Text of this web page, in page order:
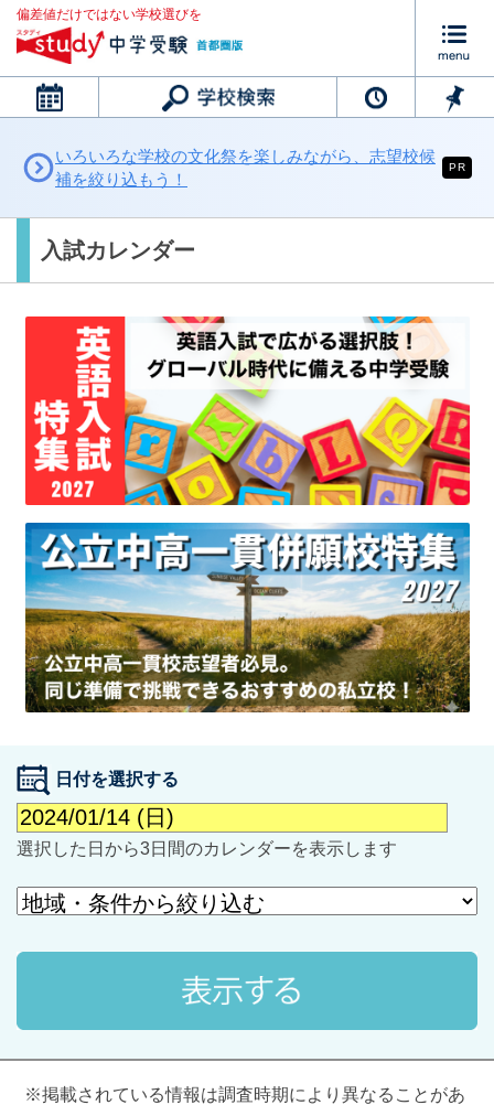
偏差値だけではない学校選びを
カレンダー
最近見た学校
学校閲覧履歴はありません
ブックマークした学校
ブックマークした学校はありません
いろいろな学校の文化祭を楽しみながら、志望校候
補を絞り込もう！
PR
入試カレンダー
日付を選択する
選択した日から3日間のカレンダーを表示します
※掲載されている情報は調査時期により異なることがあ